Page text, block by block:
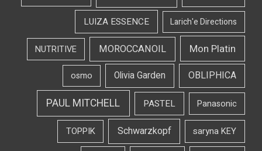
Larich'e Directions
LUIZA ESSENCE
Mon Platin
MOROCCANOIL
NUTRITIVE
OBLIPHICA
Olivia Garden
osmo
Panasonic
PASTEL
PAUL MITCHELL
saryna KEY
Schwarzkopf
TOPPIK